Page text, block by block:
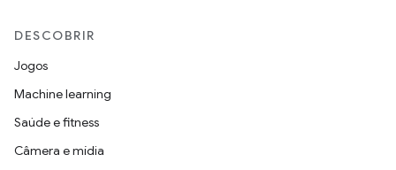
DESCOBRIR
Jogos
Machine learning
Saúde e fitness
Câmera e mídia